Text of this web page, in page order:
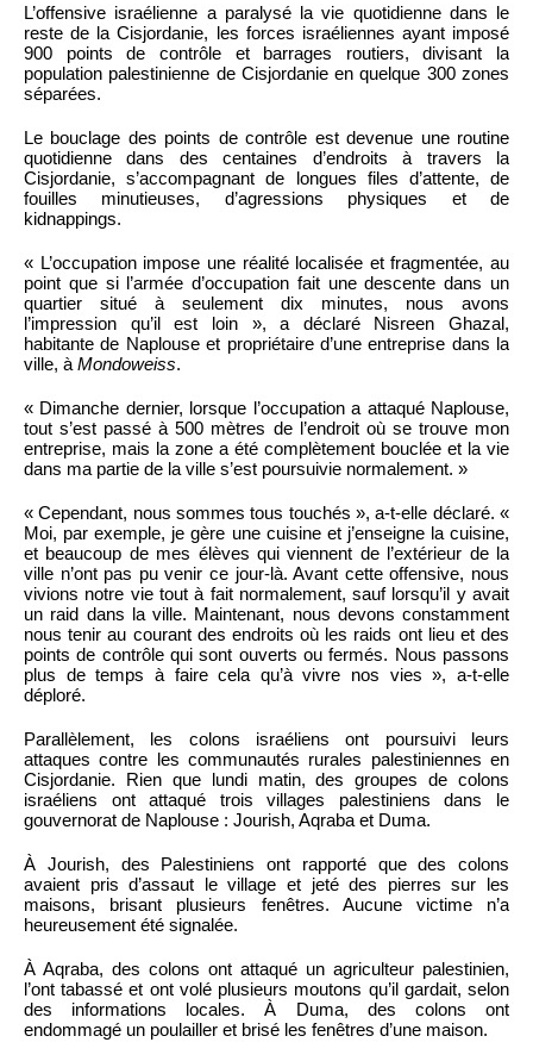
L’offensive israélienne a paralysé la vie quotidienne dans le
reste de la Cisjordanie, les forces israéliennes ayant imposé
900 points de contrôle et barrages routiers, divisant la
population palestinienne de Cisjordanie en quelque 300 zones
séparées.
Le bouclage des points de contrôle est devenue une routine
quotidienne dans des centaines d’endroits à travers la
Cisjordanie, s’accompagnant de longues files d’attente, de
fouilles minutieuses, d’agressions physiques et de
kidnappings.
« L’occupation impose une réalité localisée et fragmentée, au
point que si l’armée d’occupation fait une descente dans un
quartier situé à seulement dix minutes, nous avons
l’impression qu’il est loin », a déclaré Nisreen Ghazal,
habitante de Naplouse et propriétaire d’une entreprise dans la
ville, à Mondoweiss.
« Dimanche dernier, lorsque l’occupation a attaqué Naplouse,
tout s’est passé à 500 mètres de l’endroit où se trouve mon
entreprise, mais la zone a été complètement bouclée et la vie
dans ma partie de la ville s’est poursuivie normalement. »
« Cependant, nous sommes tous touchés », a-t-elle déclaré. «
Moi, par exemple, je gère une cuisine et j’enseigne la cuisine,
et beaucoup de mes élèves qui viennent de l’extérieur de la
ville n’ont pas pu venir ce jour-là. Avant cette offensive, nous
vivions notre vie tout à fait normalement, sauf lorsqu’il y avait
un raid dans la ville. Maintenant, nous devons constamment
nous tenir au courant des endroits où les raids ont lieu et des
points de contrôle qui sont ouverts ou fermés. Nous passons
plus de temps à faire cela qu’à vivre nos vies », a-t-elle
déploré.
Parallèlement, les colons israéliens ont poursuivi leurs
attaques contre les communautés rurales palestiniennes en
Cisjordanie. Rien que lundi matin, des groupes de colons
israéliens ont attaqué trois villages palestiniens dans le
gouvernorat de Naplouse : Jourish, Aqraba et Duma.
À Jourish, des Palestiniens ont rapporté que des colons
avaient pris d’assaut le village et jeté des pierres sur les
maisons, brisant plusieurs fenêtres. Aucune victime n’a
heureusement été signalée.
À Aqraba, des colons ont attaqué un agriculteur palestinien,
l’ont tabassé et ont volé plusieurs moutons qu’il gardait, selon
des informations locales. À Duma, des colons ont
endommagé un poulailler et brisé les fenêtres d’une maison.